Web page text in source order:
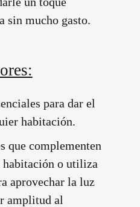
sin mucho gasto.
para dar el
habitación.
que complementen
habitación o utiliza
aprovechar la luz
amplitud al